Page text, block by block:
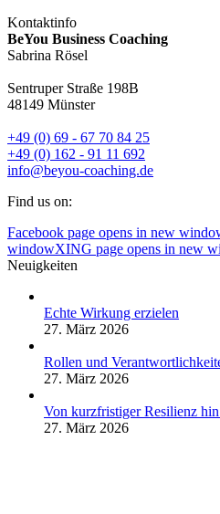
Kontaktinfo
BeYou Business Coaching
Sabrina Rösel
Sentruper Straße 198B
48149 Münster
+49 (0) 69 - 67 70 84 25
+49 (0) 162 - 91 11 692
info@beyou-coaching.de
Find us on:
Facebook page opens in new
windowXING page opens in new
Neuigkeiten
Echte Wirkung erzielen
27. März 2026
Rollen und
27. März 2026
Von kurzfristiger Resilienz
27. März 2026